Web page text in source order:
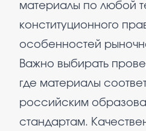
материалы по любой
конституционного
особенностей
Важно выбирать
где материалы
российским
стандартам.